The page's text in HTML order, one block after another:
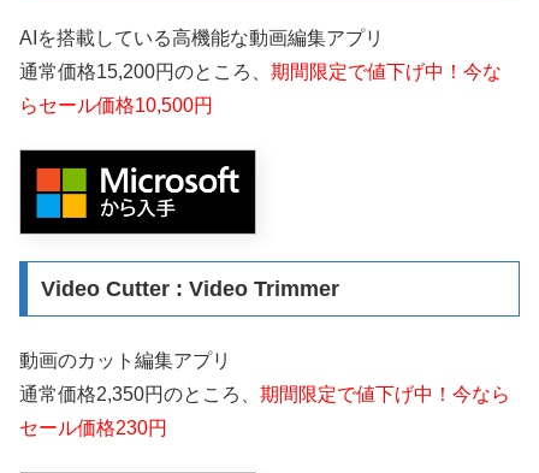
AIを搭載している高機能な動画編集アプリ
通常価格15,200円のところ、 期間限定で値下げ中！今な
らセール価格10,500円
Video Cutter : Video Trimmer
動画のカット編集アプリ
通常価格2,350円のところ、 期間限定で値下げ中！今なら
セール価格230円